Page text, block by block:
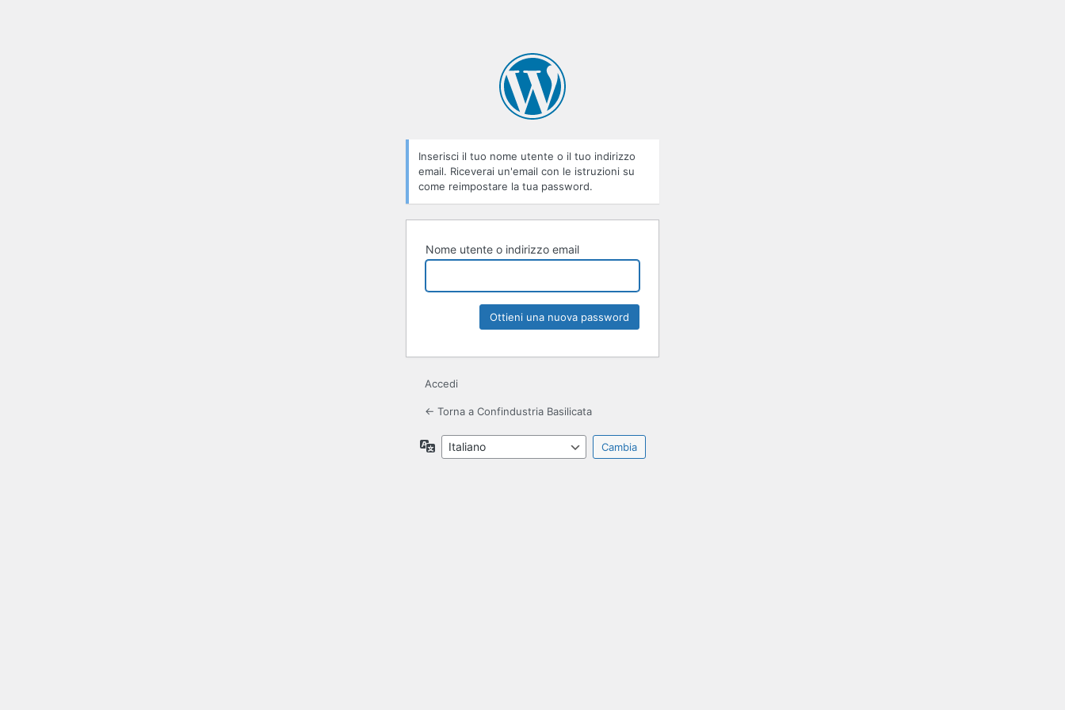
Inserisci il tuo nome utente o il tuo indirizzo
email. Riceverai un'email con le istruzioni su
come reimpostare la tua password.
Nome utente o indirizzo email
Accedi
← Torna a Confindustria Basilicata
Lingua